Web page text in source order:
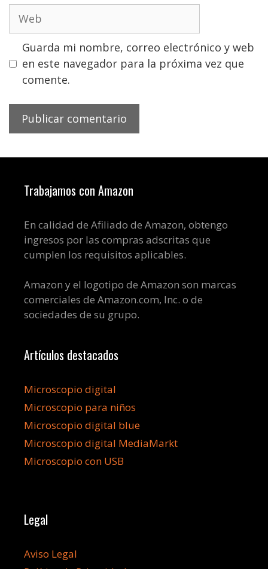
Guarda mi nombre, correo electrónico y web
en este navegador para la próxima vez que
comente.
Trabajamos con Amazon
En calidad de Afiliado de Amazon, obtengo
ingresos por las compras adscritas que
cumplen los requisitos aplicables.
Amazon y el logotipo de Amazon son marcas
comerciales de Amazon.com, Inc. o de
sociedades de su grupo.
Artículos destacados
Microscopio digital
Microscopio para niños
Microscopio digital blue
Microscopio digital MediaMarkt
Microscopio con USB
Legal
Aviso Legal